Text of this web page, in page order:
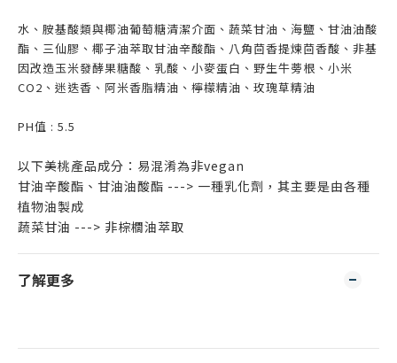
水、胺基酸類與椰油葡萄糖清潔介面、蔬菜甘油、海鹽、甘油油酸
酯、三仙膠、椰子油萃取甘油辛酸酯、八角茴香提煉茴香酸、非基
因改造玉米發酵果糖酸、乳酸、小麥蛋白、野生牛蒡根、小米
CO2、迷迭香、阿米香脂精油、檸檬精油、玫瑰草精油
​PH值 : 5.5
以下美桃產品成分：易混淆為非vegan
甘油辛酸酯、甘油油酸酯 ---> 一種乳化劑，其主要是由各種
植物油製成
蔬菜甘油 ---> 非棕櫚油萃取
了解更多